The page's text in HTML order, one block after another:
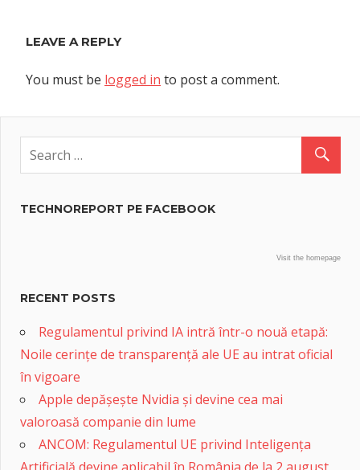
LEAVE A REPLY
You must be logged in to post a comment.
TECHNOREPORT PE FACEBOOK
Visit the homepage
RECENT POSTS
Regulamentul privind IA intră într-o nouă etapă:
Noile cerințe de transparență ale UE au intrat oficial
în vigoare
Apple depășește Nvidia și devine cea mai
valoroasă companie din lume
ANCOM: Regulamentul UE privind Inteligența
Artificială devine aplicabil în România de la 2 august